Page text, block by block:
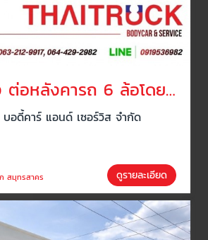
อู่ต่อตัวถัง ต่อหลังคารถ 6 ล้อโดยสาร สมุทรสาคร
อดี้คาร์ แอนด์ เซอร์วิส จำกัด
สมุทรสาคร ดูรายละเอียด